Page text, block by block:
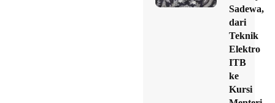
Sadewa,
dari
Teknik
Elektro
ITB
ke
Kursi